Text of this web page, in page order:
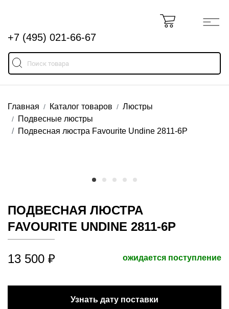
+7 (495) 021-66-67
Главная Каталог товаров
Люстры
Подвесные люстры
Подвесная люстра Favourite Undine 2811-6P
ПОДВЕСНАЯ ЛЮСТРА
FAVOURITE UNDINE 2811-6P
13 500 ₽ ожидается поступление
Узнать дату поставки